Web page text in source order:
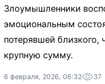
Злоумышленники
эмоциональным
потерявшей близкого,
крупную сумму.
6 февраля, 2026, 06:32 37